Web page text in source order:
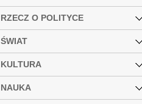
RZECZ O POLITYCE
ŚWIAT
KULTURA
NAUKA